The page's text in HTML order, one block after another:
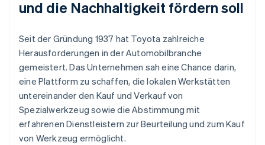
und die Nachhaltigkeit fördern soll
Seit der Gründung 1937 hat Toyota zahlreiche
Herausforderungen in der Automobilbranche
gemeistert. Das Unternehmen sah eine Chance darin,
eine Plattform zu schaffen, die lokalen Werkstätten
untereinander den Kauf und Verkauf von
Spezialwerkzeug sowie die Abstimmung mit
erfahrenen Dienstleistern zur Beurteilung und zum Kauf
von Werkzeug ermöglicht.